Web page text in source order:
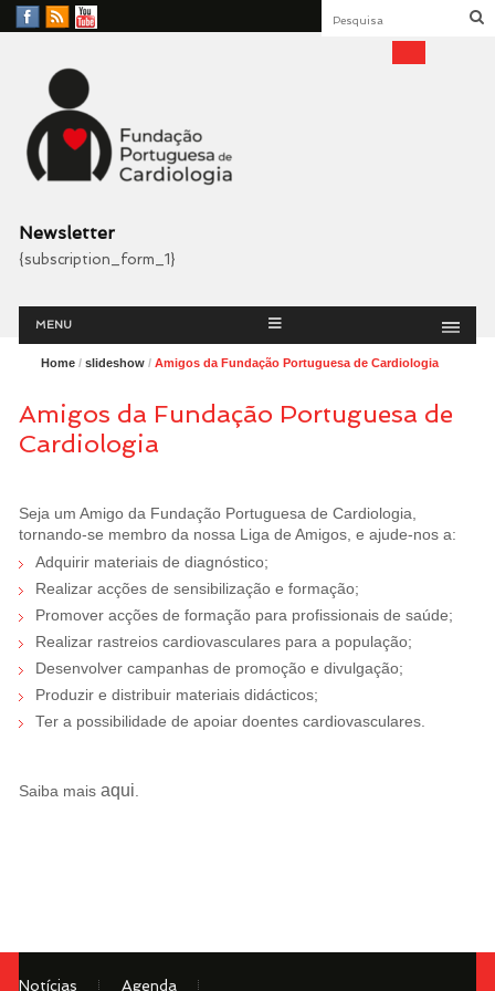
Facebook
RSS
YouTube
Fundação Portuguesa
Cardiologia
Newsletter
{subscription_form_1}
Menu
MENU
Home/ slideshow/ Amigos da Fundação Portuguesa de Cardiologia
Amigos da Fundação Portuguesa de
Cardiologia
Seja um Amigo da Fundação Portuguesa de Cardiologia,
tornando-se membro da nossa Liga de Amigos, e ajude-nos a:
Adquirir materiais de diagnóstico;
Realizar acções de sensibilização e formação;
Promover acções de formação para profissionais de saúde;
Realizar rastreios cardiovasculares para a população;
Desenvolver campanhas de promoção e divulgação;
Produzir e distribuir materiais didácticos;
Ter a possibilidade de apoiar doentes cardiovasculares.
Saiba mais aqui
Notícias Agenda